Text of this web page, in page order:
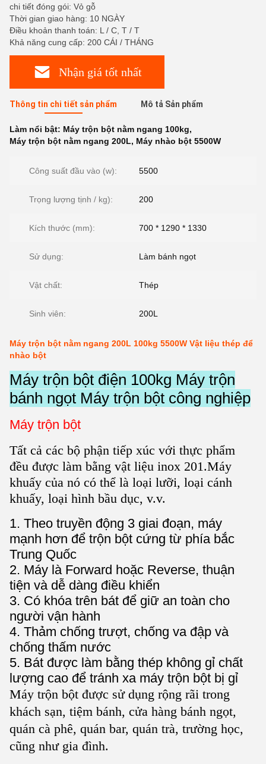
chi tiết đóng gói: Vỏ gỗ
Thời gian giao hàng: 10 NGÀY
Điều khoản thanh toán: L / C, T / T
Khả năng cung cấp: 200 CÁI / THÁNG
Nhận giá tốt nhất
Thông tin chi tiết sản phẩm Mô tả Sản phẩm
Làm nổi bật: Máy trộn bột nằm ngang 100kg,
Máy trộn bột nằm ngang 200L, Máy nhào bột 5500W
Công suất đầu vào (w): 5500
Trọng lượng tịnh / kg): 200
Kích thước (mm): 700 * 1290 * 1330
Sử dụng: Làm bánh ngọt
Vật chất: Thép
Sinh viên: 200L
Máy trộn bột nằm ngang 200L 100kg 5500W Vật liệu thép để
nhào bột
Máy trộn bột điện 100kg Máy trộn
bánh ngọt Máy trộn bột công nghiệp
Máy trộn bột
Tất cả các bộ phận tiếp xúc với thực phẩm
đều được làm bằng vật liệu inox 201.Máy
khuấy của nó có thể là loại lưỡi, loại cánh
khuấy, loại hình bầu dục, v.v.
1. Theo truyền động 3 giai đoạn, máy
mạnh hơn để trộn bột cứng từ phía bắc
Trung Quốc
2. Máy là Forward hoặc Reverse, thuận
tiện và dễ dàng điều khiển
3. Có khóa trên bát để giữ an toàn cho
người vận hành
4. Thảm chống trượt, chống va đập và
chống thấm nước
5. Bát được làm bằng thép không gỉ chất
lượng cao để tránh xa máy trộn bột bị gỉ
Máy trộn bột được sử dụng rộng rãi trong
khách sạn, tiệm bánh, cửa hàng bánh ngọt,
quán cà phê, quán bar, quán trà, trường học,
cũng như gia đình.